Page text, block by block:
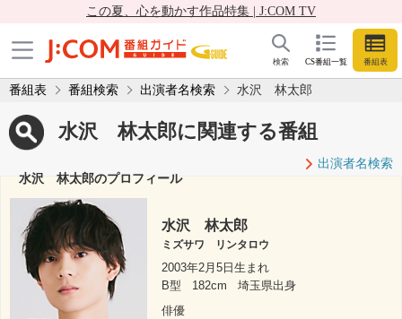
この夏、心を動かす作品特集 | J:COM TV
CS番組一覧 番組表
検索
番組表 番組検索 出演者名検索 水沢 林太郎
水沢 林太郎に関連する番組
出演者名検索
水沢 林太郎のプロフィール
水沢 林太郎
ミズサワ リンタロウ
2003年2月5日生まれ
B型
182cm
埼玉県出身
俳優